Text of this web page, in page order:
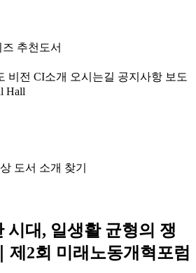
즈 추천도서
비전 CI소개 오시는길 공지사항 보도
Hall
도서 소개 찾기
시대, 일생활 균형의 쟁
제2회 미래노동개혁포럼